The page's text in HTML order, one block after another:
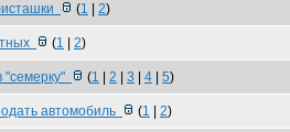
(1 2)
(1 2)
"семерку" (1 2 3 4 5)
автомобиль (1 2)